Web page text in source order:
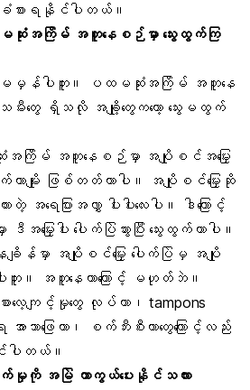
ါ ခံစားရနိုင်ပါတယ်။
ဆုံးအကြိမ် အတူနေစဉ်မှာ သွေးထွက်ကြ
မမှန်ပါဘူး။ ပထမဆုံးအကြိမ် အတူနေ
မီးတွေ ရှိသလို အချို့တွေကတော့ သွေးမထွက်
းအကြိမ် အတူနေစဉ်မှာ အပျိုစင်အမြှေး
းထွက်တာမျိုး ဖြစ်တတ်တာပါ။ အပျိုစင်မြှေးဆို
အရေပြားအလွှာ ပါးပါးလေးပါ။ ဒါကြောင့်
ေးပါး ပေါက်ပြဲသွားပြီး သွေးထွက်တာပါ။
န်မှာ အပျိုစင်မြှေး ပေါက်ပြဲမှ အပျို
း။ အတူနေတာကြောင့် မဟုတ်ဘဲ။
ကစားလေ့ကျင့်မှုတွေ လုပ်တာ၊ tampons
သာဖြေတာ၊ စက်ဘီးစီးတာတွေကြောင့်လည်း
င်ပါတယ်။
မှုကို အမြဲ ကာကွယ်ပေးနိုင်သလား